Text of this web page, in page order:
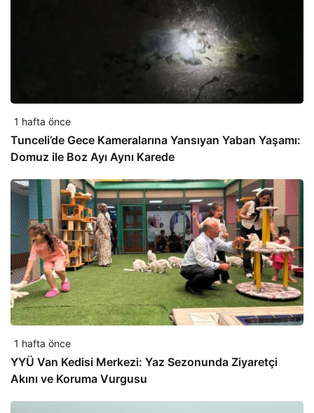
1 hafta önce
Tunceli’de Gece Kameralarına Yansıyan Yaban Yaşamı:
Domuz ile Boz Ayı Aynı Karede
1 hafta önce
YYÜ Van Kedisi Merkezi: Yaz Sezonunda Ziyaretçi
Akını ve Koruma Vurgusu